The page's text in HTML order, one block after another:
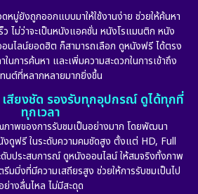
(898)
(17)
(101)
(17)
(10)
หมู่ยังถูกออกแบบมาให้ใช้งานง่าย ช่วยให้ค้นหา
ไม่ว่าจะเป็นหนังแอคชั่น หนังโรแมนติก หนัง
นไลน์ยอดฮิต ก็สามารถเลือก ดูหนังฟรี ได้ตรง
นการค้นหา และเพิ่มความสะดวกในการเข้าถึง
นต์ที่หลากหลายมากยิ่งขึ้น
สียงชัด รองรับทุกอุปกรณ์ ดูได้ทุกที่
ทุกเวลา
ภาพของการรับชมเป็นอย่างมาก โดยพัฒนา
ดูฟรี ในระดับความคมชัดสูง ตั้งแต่ HD, Full
บประสบการณ์ ดูหนังออนไลน์ ให้สมจริงทั้งภาพ
มมิ่งที่มีความเสถียรสูง ช่วยให้การรับชมเป็นไป
ย่างลื่นไหล ไม่มีสะดุด